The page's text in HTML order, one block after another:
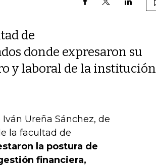
de
donde expresaron su
y laboral de la institución
Ureña Sánchez, de
la facultad de
la postura de
financiera,